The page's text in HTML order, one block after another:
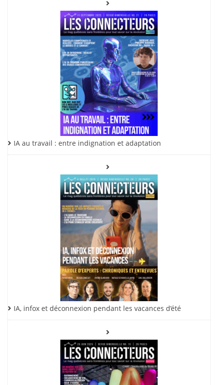
IA au travail : entre indignation et adaptation
IA, infox et déconnexion pendant les vacances d’été